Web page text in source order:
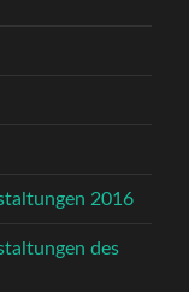
2016
des